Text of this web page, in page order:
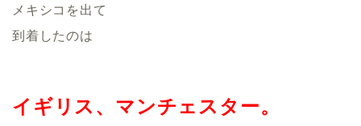
メキシコを出て
到着したのは
イギリス、マンチェスター。